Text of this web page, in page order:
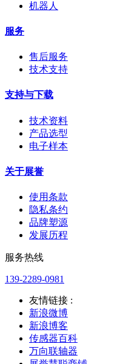
机器人
服务
售后服务
技术支持
支持与下载
技术资料
产品选型
电子样本
关于展誉
使用条款
隐私条约
品牌塑源
发展历程
服务热线
139-2289-0981
友情链接 :
新浪微博
新浪博客
传感器百科
万向联轴器